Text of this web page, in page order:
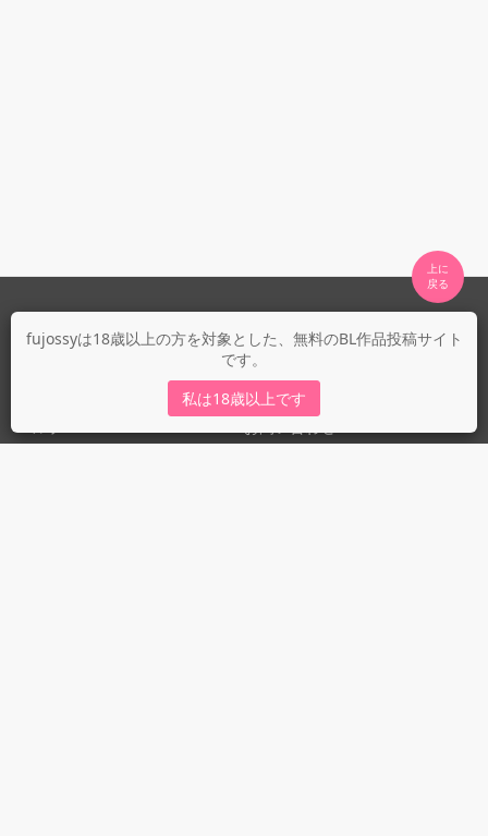
fujossyは18歳以上の方を対象とした、無料のBL作品投稿サイト
です。
私は18歳以上です
上に
fujossyについて
fujossy運営ブログ